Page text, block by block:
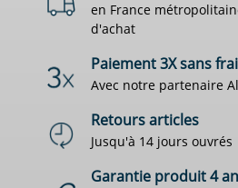
en France
d'achat
Paiement 3X sans
Avec notre partenaire
Retours articles
Jusqu'à 14 jours ouvrés
Garantie produit 4